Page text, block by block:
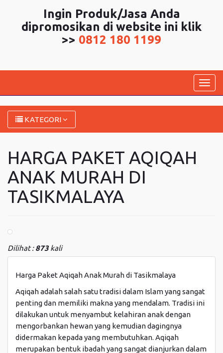
Ingin Produk/Jasa Anda
dipromosikan di website ini klik
>> 0812 180 1199
KATEGORI
HARGA PAKET AQIQAH
ANAK MURAH DI
TASIKMALAYA
Dilihat :873kali
Harga Paket Aqiqah Anak Murah di Tasikmalaya
Aqiqah adalah salah satu tradisi dalam Islam yang sangat
penting dan memiliki makna yang mendalam. Tradisi ini
dilakukan untuk menyambut kelahiran anak dengan
mengorbankan hewan yang kemudian dagingnya
didermakan kepada yang membutuhkan. Aqiqah
merupakan bentuk ibadah yang sangat dianjurkan dalam